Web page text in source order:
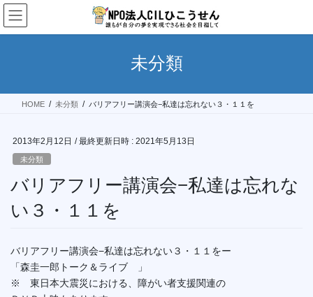
コ
ン
テ
ス
ナ
ビ
ゲ
ン
未分類
HOME 未分類 バリアフリー講演会−私達は忘れない３・１１を
2013年2月12日 / 最終更新日時 : 2021年5月13日
未分類
バリアフリー講演会−私達は忘れな
い３・１１を
バリアフリー講演会−私達は忘れない３・１１をー
「森圭一郎トーク＆ライブ 」
※ 東日本大震災における、障がい者支援関連の